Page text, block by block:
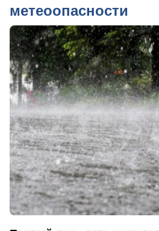
метеоопасности